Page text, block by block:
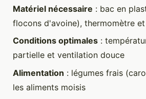
Matériel nécessaire : bac en
flocons d'avoine), thermomètre
Conditions optimales :
partielle et ventilation douce
Alimentation : légumes frais
les aliments moisis